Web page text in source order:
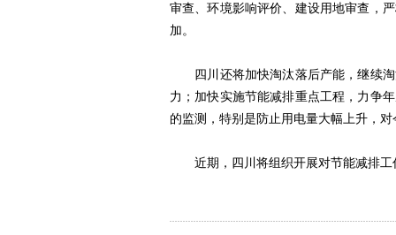
审查、环境影响评价、建设用地审查，
加。
四川还将加快淘汰落后产能，继续淘
力；加快实施节能减排重点工程，力争
的监测，特别是防止用电量大幅上升，
近期，四川将组织开展对节能减排工